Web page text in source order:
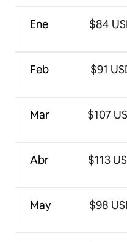
Ene
Feb
Mar
Abr
May
$84
$91
$107
$113
$98